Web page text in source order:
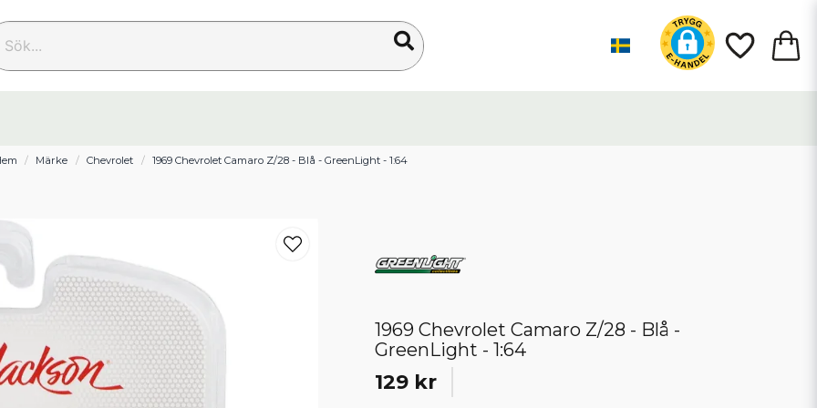
Märke Chevrolet 1969 Chevrolet Camaro Z/28 - Blå - GreenLight - 1:64
1969 Chevrolet Camaro Z/28 - Blå -
GreenLight - 1:64
129 kr